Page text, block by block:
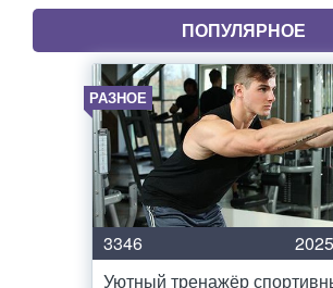
ПОПУЛЯРНОЕ
РАЗНОЕ
3346
Уютный тренажёр